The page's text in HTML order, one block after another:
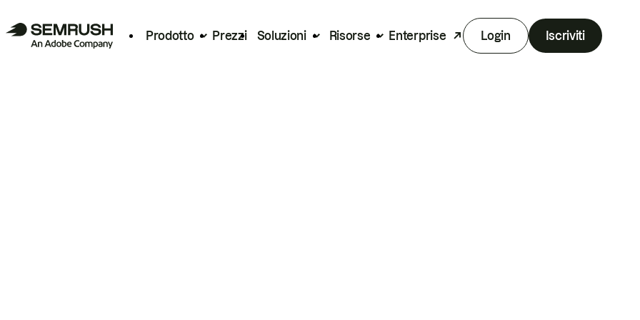
Prodotto Prezzi Soluzioni Risorse Enterprise Login Iscriviti